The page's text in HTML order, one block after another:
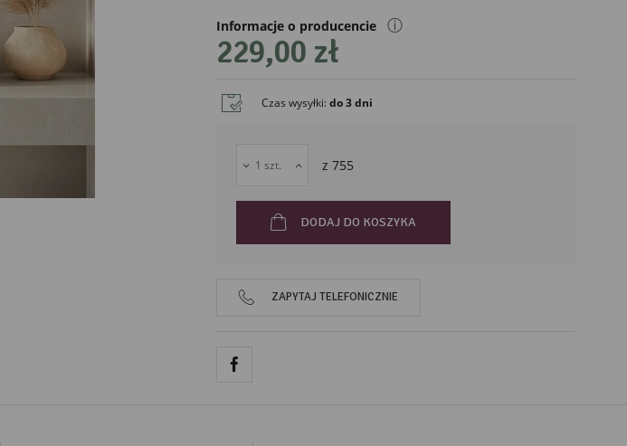
Informacje o producencie
PRODUCENT
DekoracjeIrys.pl Paweł Ćwikliński
ⓘ
229,00 zł
Czas wysyłki:do 3 dni
z 755
DODAJ DO KOSZYKA
ZAPYTAJ TELEFONICZNIE